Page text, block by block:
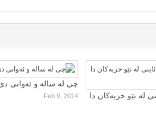
چی لە سالە و ئەوانی
Feb 9, 2014
لە نێو حزبەکان دا